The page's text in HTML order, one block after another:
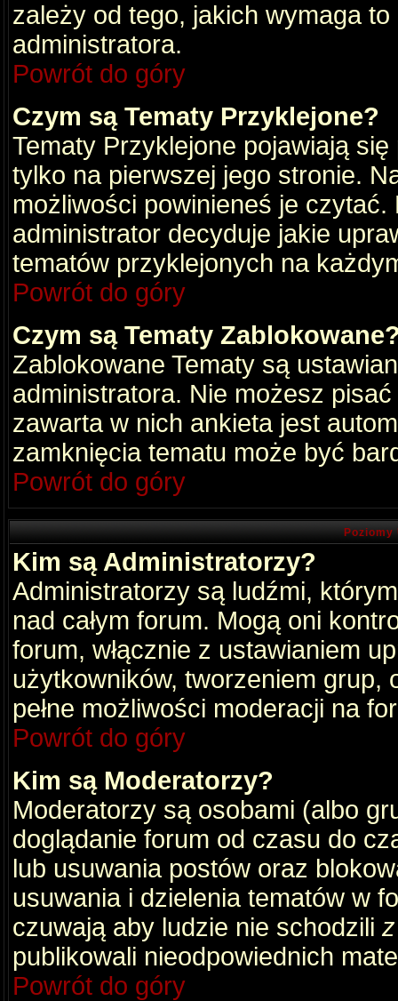
zależy od tego, jakich wymaga
administratora.
Powrót do góry
Czym są Tematy Przyklejone?
Tematy Przyklejone pojawiają
tylko na pierwszej jego stronie.
możliwości powinieneś je czytać.
administrator decyduje jakie
tematów przyklejonych na
Powrót do góry
Czym są Tematy
Zablokowane Tematy są
administratora. Nie możesz
zawarta w nich ankieta jest
zamknięcia tematu może być
Powrót do góry
Kim są Administratorzy?
Administratorzy są ludźmi,
nad całym forum. Mogą oni
forum, włącznie z ustawianiem
użytkowników, tworzeniem grup,
pełne możliwości moderacji na
Powrót do góry
Kim są Moderatorzy?
Moderatorzy są osobami (albo
doglądanie forum od czasu do
lub usuwania postów oraz
usuwania i dzielenia tematów w
czuwają aby ludzie nie schodzili
publikowali nieodpowiednich
Powrót do góry